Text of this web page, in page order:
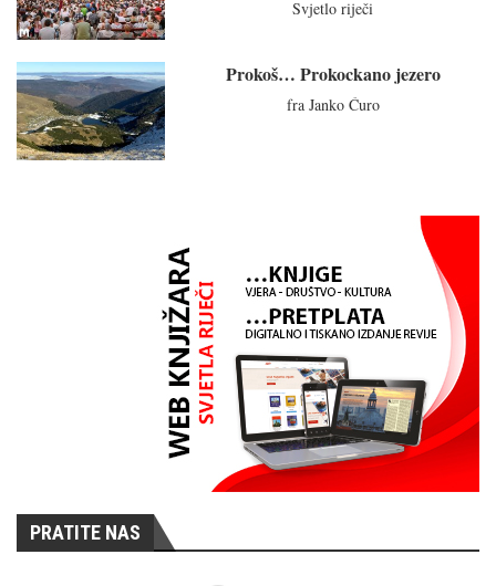
Svjetlo riječi
Prokoš… Prokockano jezero
fra Janko Ćuro
PRATITE NAS